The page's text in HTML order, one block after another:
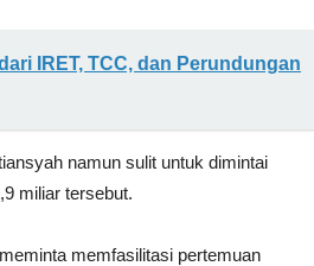
IRET, TCC, dan Perundungan
namun sulit untuk dimintai
miliar tersebut.
memfasilitasi pertemuan